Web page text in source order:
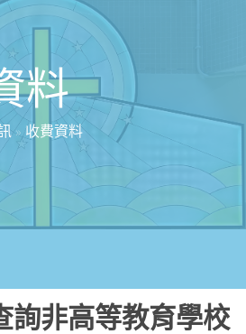
料
» 收費資料
詢非高等教育學校